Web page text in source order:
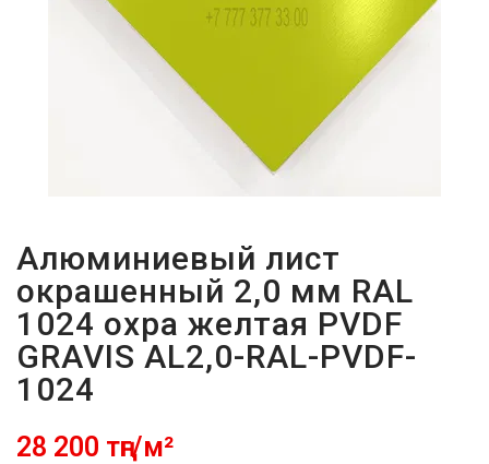
Алюминиевый лист
окрашенный 2,0 мм RAL
1024 охра желтая PVDF
GRAVIS AL2,0-RAL-PVDF-
1024
28 200 тңг/м²